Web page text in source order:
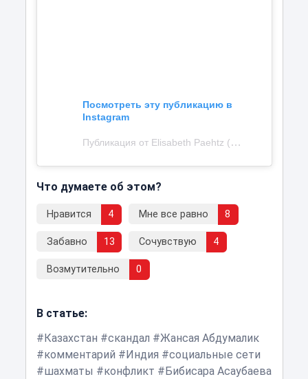
Посмотреть эту публикацию в
Instagram
Публикация от Elisabeth Paehtz (@elisabeth_paehtz)
Что думаете об этом?
Нравится 4 Мне все равно 8
Забавно 13 Сочувствую 4
Возмутительно 0
В статье:
Казахстан
скандал
Жансая Абдумалик
комментарий
Индия
социальные сети
шахматы
конфликт
Бибисара Асаубаева